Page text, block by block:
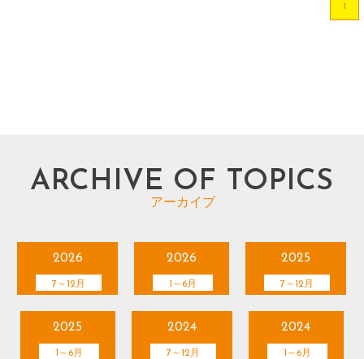
1
ARCHIVE OF TOPICS
アーカイブ
2026
7～12月
2026
1～6月
2025
7～12月
2025
1～6月
2024
7～12月
2024
1～6月